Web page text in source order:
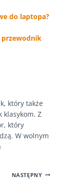
do laptopa?
przewodnik
który także
klasykom. Z
który
W wolnym
NASTĘPNY